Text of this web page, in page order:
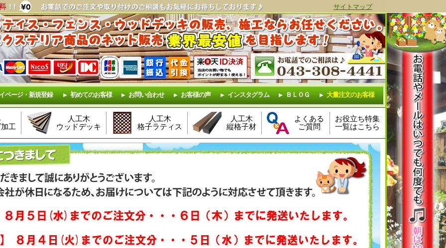
サイトマップ
ページ・新規登録 初めてのお客様 お問い合わせ お客様の声 インスタグラム ＢＬＯＧ 大量注文のお客様
工
人工木
ウッドデッキ
人工木
格子ラティス
人工木
縦格子材
よくある
ご質問
お役立ち特集
一覧はこちら